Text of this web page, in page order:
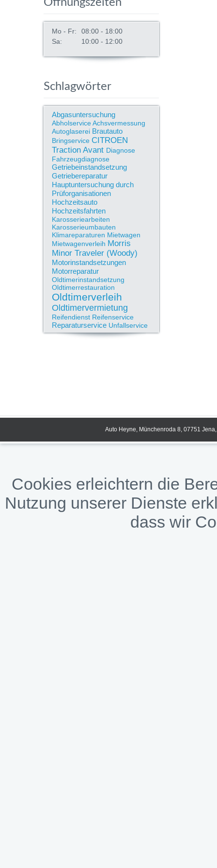
Öffnungszeiten
Mo - Fr:
08:00 - 18:00
Sa:
10:00 - 12:00
Schlagwörter
Abgasuntersuchung
AbholserviceAchsvermessung
Autoglaserei Brautauto
Bringservice CITROEN
Traction Avant Diagnose
Fahrzeugdiagnose
Getriebeinstandsetzung
Getriebereparatur
Hauptuntersuchung durch
Prüforganisationen
Hochzeitsauto
Hochzeitsfahrten
Karosseriearbeiten
Karosserieumbauten
Klimareparaturen Mietwagen
Mietwagenverleih Morris
Minor Traveler (Woody)
Motorinstandsetzungen
Motorreparatur
Oldtimerinstandsetzung
Oldtimerrestauration
Oldtimerverleih
Oldtimervermietung
Reifendienst Reifenservice
Reparaturservice Unfallservice
Auto Heyne, Münchenroda 8, 07751
Cookies erleichtern die
Nutzung unserer Dienste
dass wir